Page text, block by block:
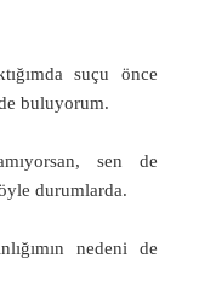
suçu önce
buluyorum.
sen de
durumlarda.
nedeni de